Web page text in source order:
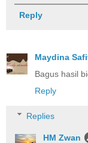
Reply
Maydina
Bagus hasil
Reply
Replies
HM Zwan